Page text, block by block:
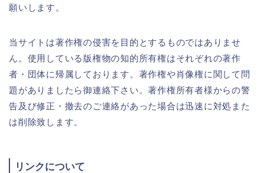
願いします。
当サイトは著作権の侵害を目的とするものではありませ
ん。使用している版権物の知的所有権はそれぞれの著作
者・団体に帰属しております。著作権や肖像権に関して問
題がありましたら御連絡下さい。著作権所有者様からの警
告及び修正・撤去のご連絡があった場合は迅速に対処また
は削除致します。
リンクについて